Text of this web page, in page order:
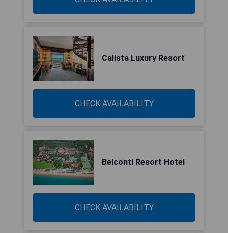
Calista Luxury Resort
CHECK AVAILABILITY
Belconti Resort Hotel
CHECK AVAILABILITY